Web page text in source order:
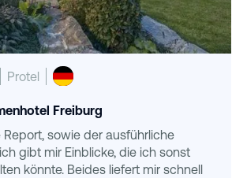
Protel
Freiburg
sowie der ausführliche
gibt mir Einblicke, die ich sonst
könnte. Beides liefert mir schnell